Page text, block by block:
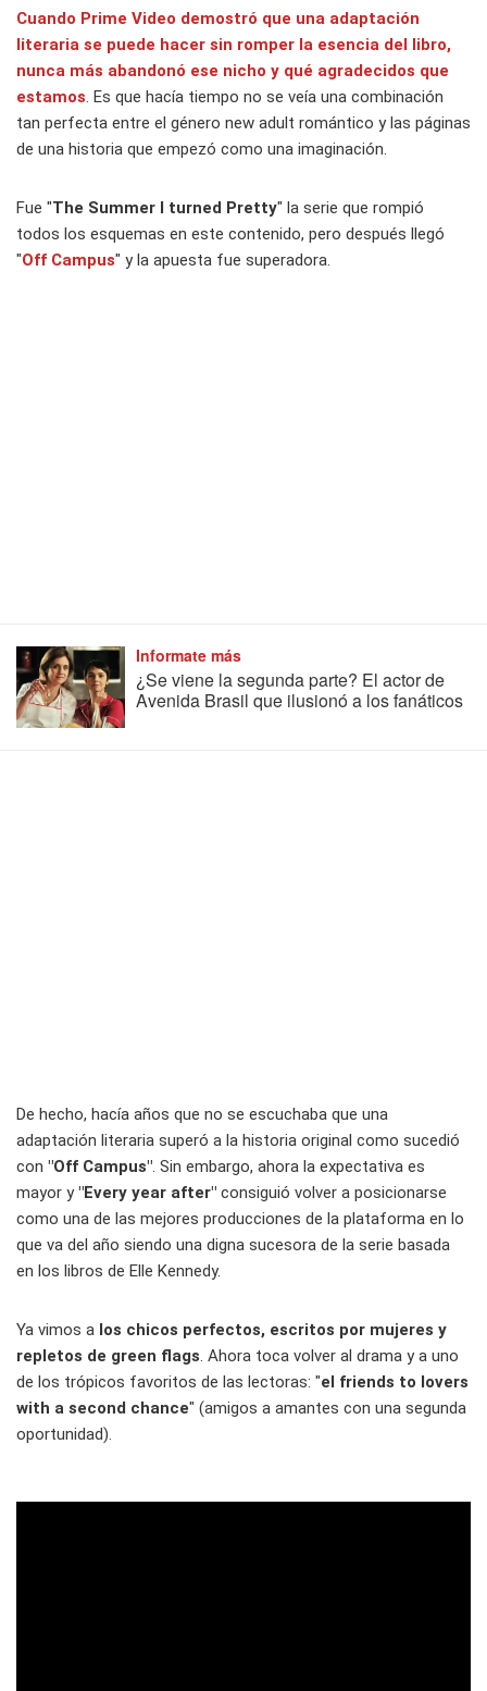
Cuando Prime Video demostró que una adaptación
literaria se puede hacer sin romper la esencia del libro,
nunca más abandonó ese nicho y qué agradecidos que
estamos. Es que hacía tiempo no se veía una combinación
tan perfecta entre el género new adult romántico y las páginas
de una historia que empezó como una imaginación.
Fue "The Summer I turned Pretty" la serie que rompió
todos los esquemas en este contenido, pero después llegó
"Off Campus" y la apuesta fue superadora.
Informate más
¿Se viene la segunda parte? El actor de
Avenida Brasil que ilusionó a los fanáticos
De hecho, hacía años que no se escuchaba que una
adaptación literaria superó a la historia original como sucedió
con "Off Campus". Sin embargo, ahora la expectativa es
mayor y"Every year after" consiguió volver a posicionarse
como una de las mejores producciones de la plataforma en lo
que va del año siendo una digna sucesora de la serie basada
en los libros de Elle Kennedy.
Ya vimos a los chicos perfectos, escritos por mujeres y
repletos de green flags. Ahora toca volver al drama y a uno
de los trópicos favoritos de las lectoras: "el friends to lovers
with a second chance" (amigos a amantes con una segunda
oportunidad).